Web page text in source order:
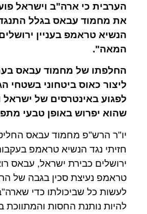
הערבית כי ארה"ב וישראל
את מחמוד עבאס בגלל
הנשיא טראמפ בעניין
המאה".
החלפתו של מחמוד עבאס
ליצור כאוס ביטחוני בשטחי
לפגוע באינטרסים של ישראל
שהוא יפרוש באופן טבעי
יו"ר הרש"פ מחמוד עבאס
חזיתי נגד הנשיא טראמפ
ירושלים כבירת ישראל, עבאס
טראמפ נעיצת סכין בגבה של
לעשות כל שביכולתו כדי
להיות נותנת החסות והמתווכת